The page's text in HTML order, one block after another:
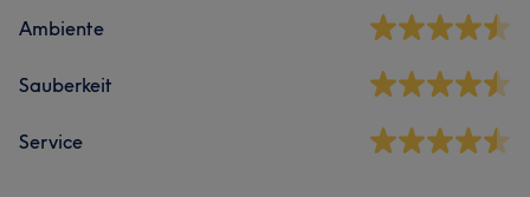
Ambiente
Sauberkeit
Service